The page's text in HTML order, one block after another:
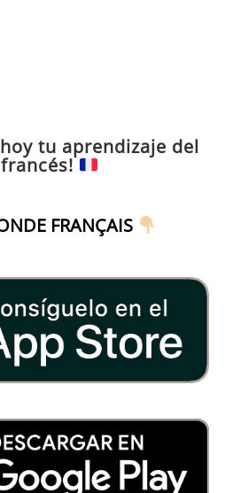
tu aprendizaje del
francés!
FRANÇAIS